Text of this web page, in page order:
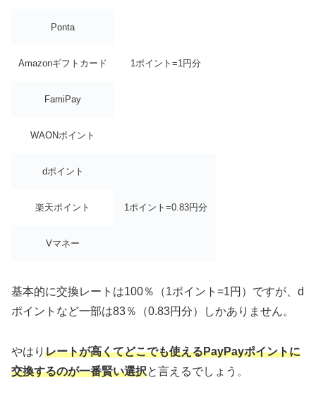
1ポイント=1円分
Ponta
Amazonギフトカード
FamiPay
WAONポイント
dポイント
1ポイント=0.83円分
楽天ポイント
Vマネー
基本的に交換レートは100％（1ポイント=1円）ですが、d
ポイントなど一部は83％（0.83円分）しかありません。
やはり レートが高くてどこでも使えるPayPayポイントに
交換するのが一番賢い選択と言えるでしょう。